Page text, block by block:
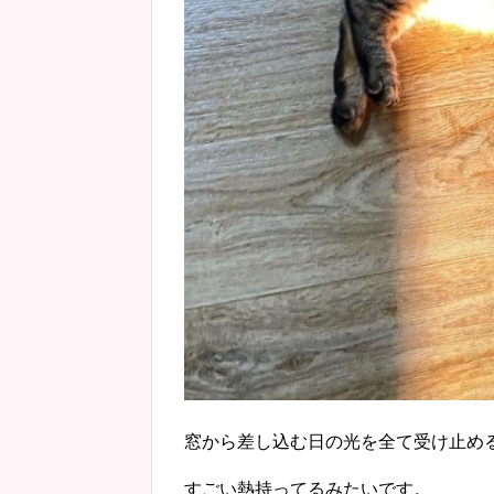
窓から差し込む日の光を全て受け止め
すごい熱持ってるみたいです。